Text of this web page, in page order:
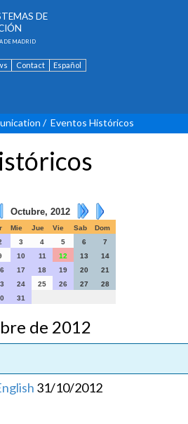
DE
DE MADRID
Contact Español
/ Eventos Históricos
Octubre, 2012
Mie Jue Vie Sab
Dom
3 4 5 6
7
10 11 12 13
14
17 18 19 20
21
24 25 26 27
28
31
de 2012
31/10/2012